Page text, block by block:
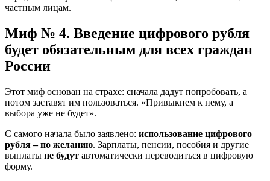
частным лицам.
Миф № 4. Введение цифрового рубля
будет обязательным для всех граждан
России
Этот миф основан на страхе: сначала дадут попробовать, а
потом заставят им пользоваться. «Привыкнем к нему, а
выбора уже не будет».
С самого начала было заявлено: использование цифрового
рубля – по желанию. Зарплаты, пенсии, пособия и другие
выплаты не будут автоматически переводиться в цифровую
форму.